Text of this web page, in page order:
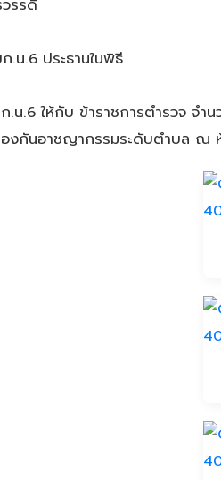
รรดิ
น.6 ประธานในพิธี
น.6 ให้กับ ข้าราชการตำรวจ จ
องกันอาชญากรรมระดับตำบล ณ